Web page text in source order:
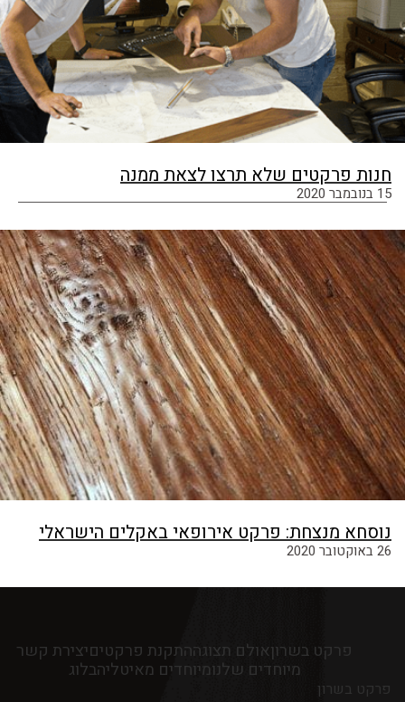
חנות פרקטים שלא תרצו לצאת ממנה
15 בנובמבר 2020
נוסחא מנצחת: פרקט אירופאי באקלים הישראלי
26 באוקטובר 2020
פרקט בשרוןאולם תצוגההתקנת פרקטיםיצירת קשר
מיוחדים שלנומיוחדים מאיטליהבלוג
פרקט בשרון